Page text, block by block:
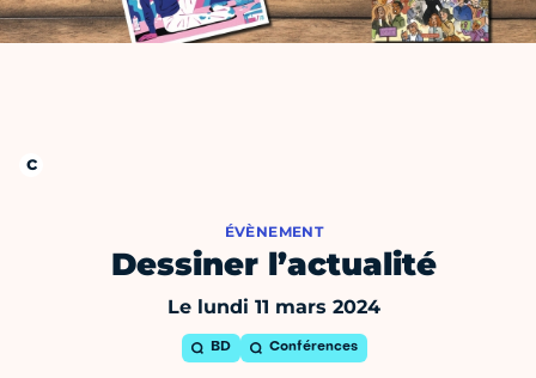
ÉVÈNEMENT
Dessiner l’actualité
Le lundi 11 mars 2024
BD Conférences